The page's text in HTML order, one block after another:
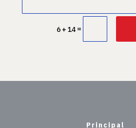
6 + 14 =
Principal